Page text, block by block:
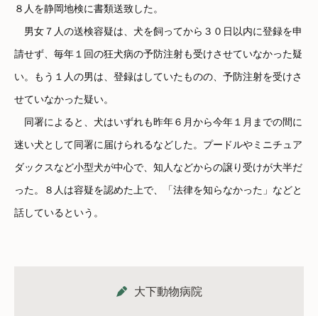
８人を静岡地検に書類送致した。
男女７人の送検容疑は、犬を飼ってから３０日以内に登録を申
請せず、毎年１回の狂犬病の予防注射も受けさせていなかった疑
い。もう１人の男は、登録はしていたものの、予防注射を受けさ
せていなかった疑い。
同署によると、犬はいずれも昨年６月から今年１月までの間に
迷い犬として同署に届けられるなどした。プードルやミニチュア
ダックスなど小型犬が中心で、知人などからの譲り受けが大半だ
った。８人は容疑を認めた上で、「法律を知らなかった」などと
話しているという。
大下動物病院